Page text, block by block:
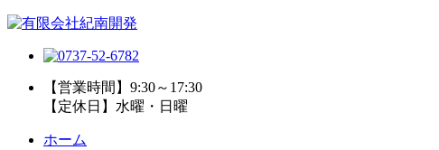
【営業時間】9:30～17:30
【定休日】水曜・日曜
ホーム